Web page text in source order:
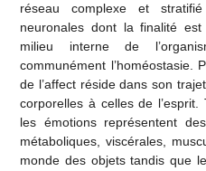
réseau complexe et
neuronales dont la finalité
milieu interne de
communément l’homéostasie.
de l’affect réside dans son
corporelles à celles de
les émotions représentent
métaboliques, viscérales,
monde des objets tandis que